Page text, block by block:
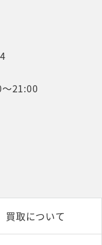
21:00
買取について